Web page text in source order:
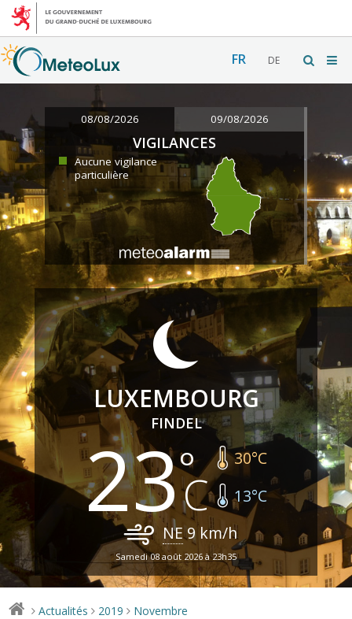
FR DE
08/08/2026 09/08/2026
VIGILANCES
Aucune vigilance
particulière
LUXEMBOURG
FINDEL
23 30°C
13°C
NE9 km/h
Samedi 08 août 2026 à 23h35
> Actualités > 2019 > Novembre